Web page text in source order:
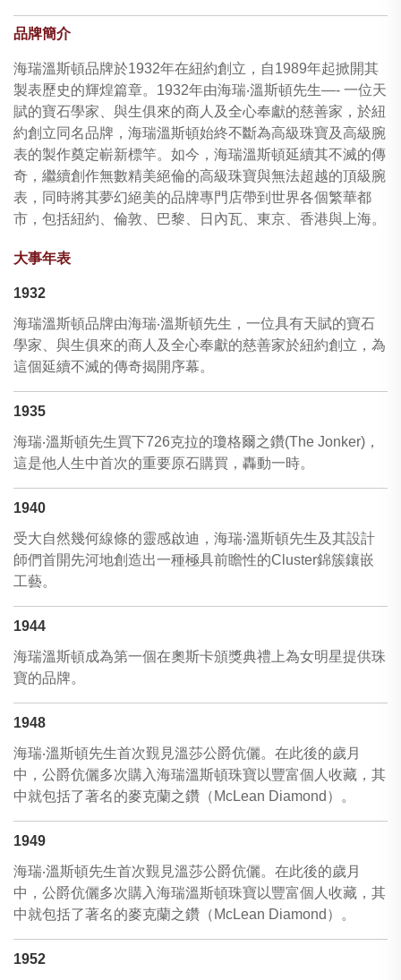
品牌簡介
海瑞溫斯頓品牌於1932年在紐約創立，自1989年起掀開其
製表歷史的輝煌篇章。1932年由海瑞‧溫斯頓先生—- 一位天
賦的寶石學家、與生俱來的商人及全心奉獻的慈善家，於紐
約創立同名品牌，海瑞溫斯頓始終不斷為高級珠寶及高級腕
表的製作奠定嶄新標竿。如今，海瑞溫斯頓延續其不滅的傳
奇，繼續創作無數精美絕倫的高級珠寶與無法超越的頂級腕
表，同時將其夢幻絕美的品牌專門店帶到世界各個繁華都
市，包括紐約、倫敦、巴黎、日內瓦、東京、香港與上海。
大事年表
1932
海瑞溫斯頓品牌由海瑞‧溫斯頓先生，一位具有天賦的寶石
學家、與生俱來的商人及全心奉獻的慈善家於紐約創立，為
這個延續不滅的傳奇揭開序幕。
1935
海瑞‧溫斯頓先生買下726克拉的瓊格爾之鑽(The Jonker)，
這是他人生中首次的重要原石購買，轟動一時。
1940
受大自然幾何線條的靈感啟迪，海瑞‧溫斯頓先生及其設計
師們首開先河地創造出一種極具前瞻性的Cluster錦簇鑲嵌
工藝。
1944
海瑞溫斯頓成為第一個在奧斯卡頒獎典禮上為女明星提供珠
寶的品牌。
1948
海瑞‧溫斯頓先生首次覲見溫莎公爵伉儷。在此後的歲月
中，公爵伉儷多次購入海瑞溫斯頓珠寶以豐富個人收藏，其
中就包括了著名的麥克蘭之鑽（McLean Diamond）。
1949
海瑞‧溫斯頓先生首次覲見溫莎公爵伉儷。在此後的歲月
中，公爵伉儷多次購入海瑞溫斯頓珠寶以豐富個人收藏，其
中就包括了著名的麥克蘭之鑽（McLean Diamond）。
1952